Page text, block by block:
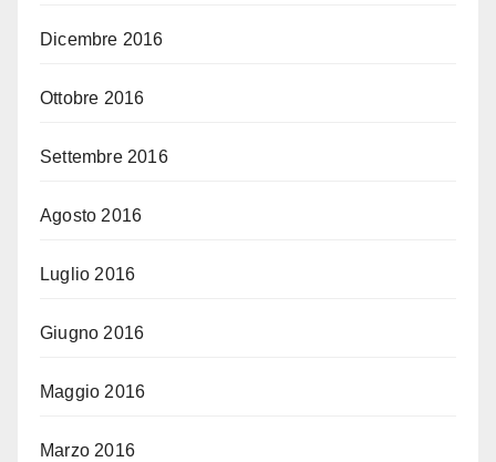
Dicembre 2016
Ottobre 2016
Settembre 2016
Agosto 2016
Luglio 2016
Giugno 2016
Maggio 2016
Marzo 2016